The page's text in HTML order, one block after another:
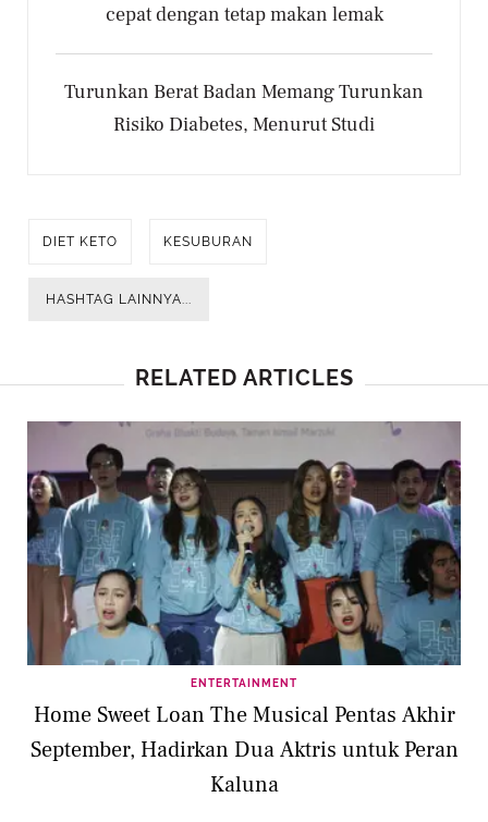
cepat dengan tetap makan lemak
Turunkan Berat Badan Memang Turunkan
Risiko Diabetes, Menurut Studi
DIET KETO KESUBURAN
HASHTAG LAINNYA...
RELATED ARTICLES
ENTERTAINMENT
Home Sweet Loan The Musical Pentas Akhir
September, Hadirkan Dua Aktris untuk Peran
Kaluna